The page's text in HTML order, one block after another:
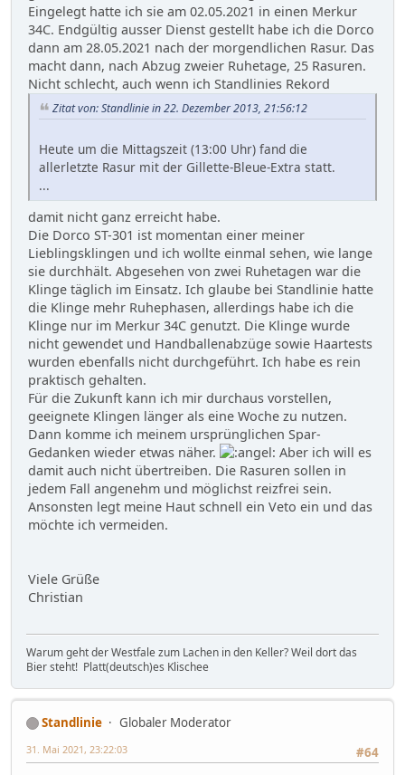
Eingelegt hatte ich sie am 02.05.2021 in einen Merkur
34C. Endgültig ausser Dienst gestellt habe ich die Dorco
dann am 28.05.2021 nach der morgendlichen Rasur. Das
macht dann, nach Abzug zweier Ruhetage, 25 Rasuren.
Nicht schlecht, auch wenn ich Standlinies Rekord
Zitat von: Standlinie in 22. Dezember 2013, 21:56:12
Heute um die Mittagszeit (13:00 Uhr) fand die
allerletzte Rasur mit der Gillette-Bleue-Extra statt.
...
damit nicht ganz erreicht habe.
Die Dorco ST-301 ist momentan einer meiner
Lieblingsklingen und ich wollte einmal sehen, wie lange
sie durchhält. Abgesehen von zwei Ruhetagen war die
Klinge täglich im Einsatz. Ich glaube bei Standlinie hatte
die Klinge mehr Ruhephasen, allerdings habe ich die
Klinge nur im Merkur 34C genutzt. Die Klinge wurde
nicht gewendet und Handballenabzüge sowie Haartests
wurden ebenfalls nicht durchgeführt. Ich habe es rein
praktisch gehalten.
Für die Zukunft kann ich mir durchaus vorstellen,
geeignete Klingen länger als eine Woche zu nutzen.
Dann komme ich meinem ursprünglichen Spar-
Gedanken wieder etwas näher.
Aber ich will es
damit auch nicht übertreiben. Die Rasuren sollen in
jedem Fall angenehm und möglichst reizfrei sein.
Ansonsten legt meine Haut schnell ein Veto ein und das
möchte ich vermeiden.
Viele Grüße
Christian
Warum geht der Westfale zum Lachen in den Keller? Weil dort das
Bier steht! Platt(deutsch)es Klischee
Standlinie
Globaler Moderator
#64
31. Mai 2021, 23:22:03